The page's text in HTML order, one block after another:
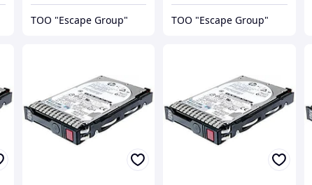
ТОО "Escape Group" ТОО "Escape Group"